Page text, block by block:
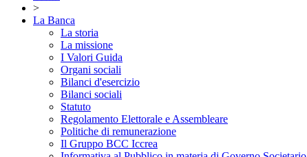
>
La Banca
La storia
La missione
I Valori Guida
Organi sociali
Bilanci d'esercizio
Bilanci sociali
Statuto
Regolamento Elettorale e Assembleare
Politiche di remunerazione
Il Gruppo BCC Iccrea